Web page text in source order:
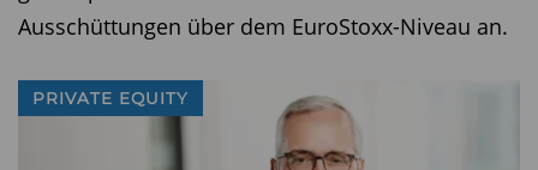
Ausschüttungen über dem EuroStoxx-Niveau an.
PRIVATE EQUITY